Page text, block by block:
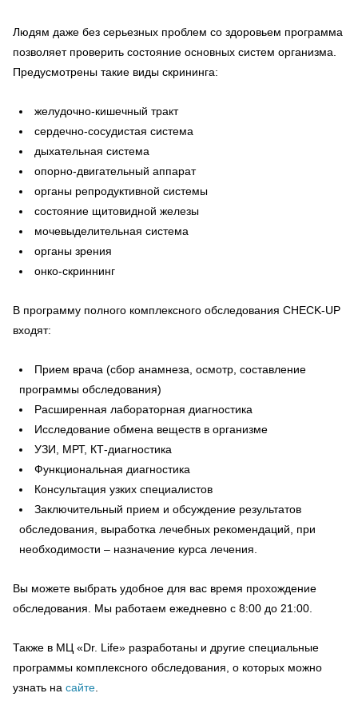
Людям даже без серьезных проблем со здоровьем программа
позволяет проверить состояние основных систем организма.
Предусмотрены такие виды скрининга:
желудочно-кишечный тракт
сердечно-сосудистая система
дыхательная система
опорно-двигательный аппарат
органы репродуктивной системы
состояние щитовидной железы
мочевыделительная система
органы зрения
онко-скриннинг
В программу полного комплексного обследования CHECK-UP
входят:
Прием врача (сбор анамнеза, осмотр, составление
программы обследования)
Расширенная лабораторная диагностика
Исследование обмена веществ в организме
УЗИ, МРТ, КТ-диагностика
Функциональная диагностика
Консультация узких специалистов
Заключительный прием и обсуждение результатов
обследования, выработка лечебных рекомендаций, при
необходимости – назначение курса лечения.
Вы можете выбрать удобное для вас время прохождение
обследования. Мы работаем ежедневно с 8:00 до 21:00.
Также в МЦ «Dr. Life» разработаны и другие специальные
программы комплексного обследования, о которых можно
узнать на сайте